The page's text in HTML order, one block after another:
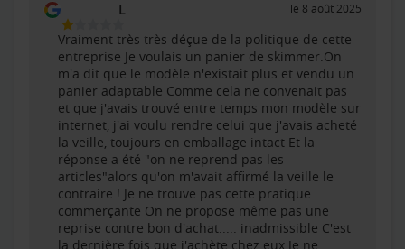
L
1
Étoiles
Sur
5
le 8 août 2025
Vraiment très très déçue de la politique de cette
entreprise Je voulais un panier de skimmer.On
m'a dit que le modèle n'existait plus et vendu un
panier adaptable Comme cela ne convenait pas
et que j'avais trouvé entre temps mon modèle sur
internet, j'ai voulu rendre celui que j'avais acheté
la veille, toujours en emballage intact Et la
réponse a été "on ne reprend pas les
articles"alors qu'on m'avait affirmé la veille le
contraire ! Je ne trouve pas cette pratique
commerçante On ne propose même pas une
reprise contre bon d'achat..... inadmissible C'est
la dernière fois que j'achète chez eux Je ne